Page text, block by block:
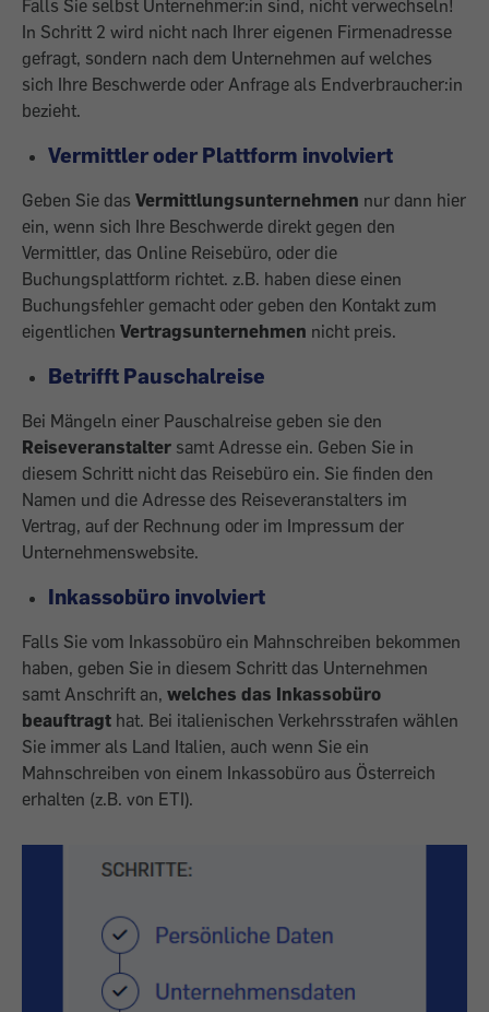
Falls Sie selbst Unternehmer:in sind, nicht verwechseln!
In Schritt 2 wird nicht nach Ihrer eigenen Firmenadresse
gefragt, sondern nach dem Unternehmen auf welches
sich Ihre Beschwerde oder Anfrage als Endverbraucher:in
bezieht.
Vermittler oder Plattform involviert
Geben Sie das Vermittlungsunternehmen nur dann hier
ein, wenn sich Ihre Beschwerde direkt gegen den
Vermittler, das Online Reisebüro, oder die
Buchungsplattform richtet. z.B. haben diese einen
Buchungsfehler gemacht oder geben den Kontakt zum
eigentlichen Vertragsunternehmen nicht preis.
Betrifft Pauschalreise
Bei Mängeln einer Pauschalreise geben sie den
Reiseveranstalter samt Adresse ein. Geben Sie in
diesem Schritt nicht das Reisebüro ein. Sie finden den
Namen und die Adresse des Reiseveranstalters im
Vertrag, auf der Rechnung oder im Impressum der
Unternehmenswebsite.
Inkassobüro involviert
Falls Sie vom Inkassobüro ein Mahnschreiben bekommen
haben, geben Sie in diesem Schritt das Unternehmen
samt Anschrift an, welches das Inkassobüro
beauftragt hat. Bei italienischen Verkehrsstrafen wählen
Sie immer als Land Italien, auch wenn Sie ein
Mahnschreiben von einem Inkassobüro aus Österreich
erhalten (z.B. von ETI).